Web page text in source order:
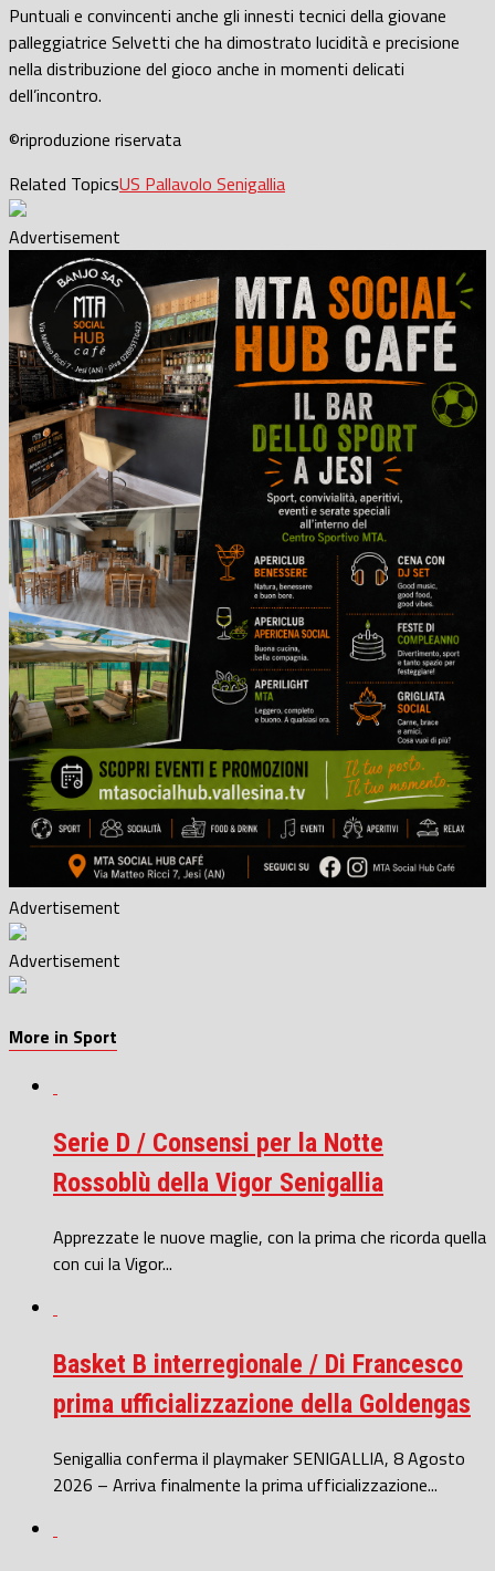
Puntuali e convincenti anche gli innesti tecnici della giovane
palleggiatrice Selvetti che ha dimostrato lucidità e precisione
nella distribuzione del gioco anche in momenti delicati
dell’incontro.
©riproduzione riservata
Related TopicsUS Pallavolo Senigallia
Advertisement
Advertisement
Advertisement
More in Sport
Serie D / Consensi per la Notte
Rossoblù della Vigor Senigallia
Apprezzate le nuove maglie, con la prima che ricorda quella
con cui la Vigor...
Basket B interregionale / Di Francesco
prima ufficializzazione della Goldengas
Senigallia conferma il playmaker SENIGALLIA, 8 Agosto
2026 – Arriva finalmente la prima ufficializzazione...